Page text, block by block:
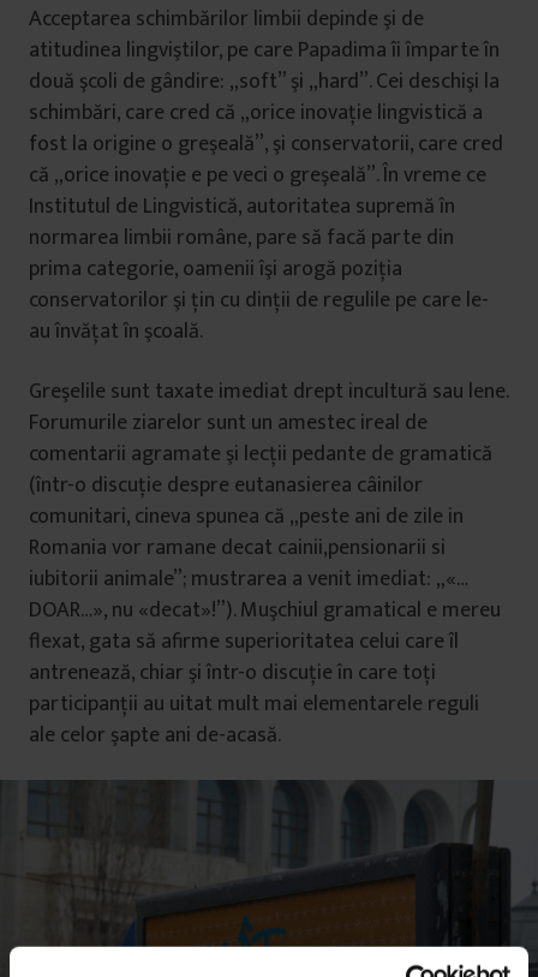
Acceptarea schimbărilor limbii depinde şi de
atitudinea lingviştilor, pe care Papadima îi împarte în
două şcoli de gândire: „soft” şi „hard”. Cei deschişi la
schimbări, care cred că „orice inovaţie lingvistică a
fost la origine o greşeală”, şi conservatorii, care cred
că „orice inovaţie e pe veci o greşeală”. În vreme ce
Institutul de Lingvistică, autoritatea supremă în
normarea limbii române, pare să facă parte din
prima categorie, oamenii îşi arogă poziţia
conservatorilor şi ţin cu dinţii de regulile pe care le-
au învăţat în şcoală.
Greşelile sunt taxate imediat drept incultură sau lene.
Forumurile ziarelor sunt un amestec ireal de
comentarii agramate şi lecţii pedante de gramatică
(într-o discuţie despre eutanasierea câinilor
comunitari, cineva spunea că „peste ani de zile in
Romania vor ramane decat cainii,pensionarii si
iubitorii animale”; mustrarea a venit imediat: „«…
DOAR…», nu «decat»!”). Muşchiul gramatical e mereu
flexat, gata să afirme superioritatea celui care îl
antrenează, chiar şi într-o discuţie în care toţi
participanţii au uitat mult mai elementarele reguli
ale celor şapte ani de-acasă.